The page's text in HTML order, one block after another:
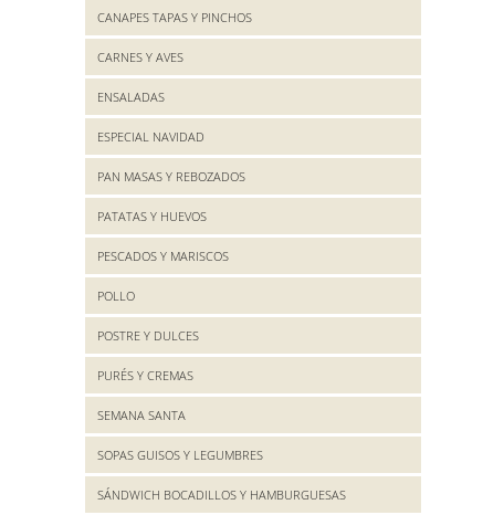
CANAPES TAPAS Y PINCHOS
CARNES Y AVES
ENSALADAS
ESPECIAL NAVIDAD
PAN MASAS Y REBOZADOS
PATATAS Y HUEVOS
PESCADOS Y MARISCOS
POLLO
POSTRE Y DULCES
PURÉS Y CREMAS
SEMANA SANTA
SOPAS GUISOS Y LEGUMBRES
SÁNDWICH BOCADILLOS Y HAMBURGUESAS